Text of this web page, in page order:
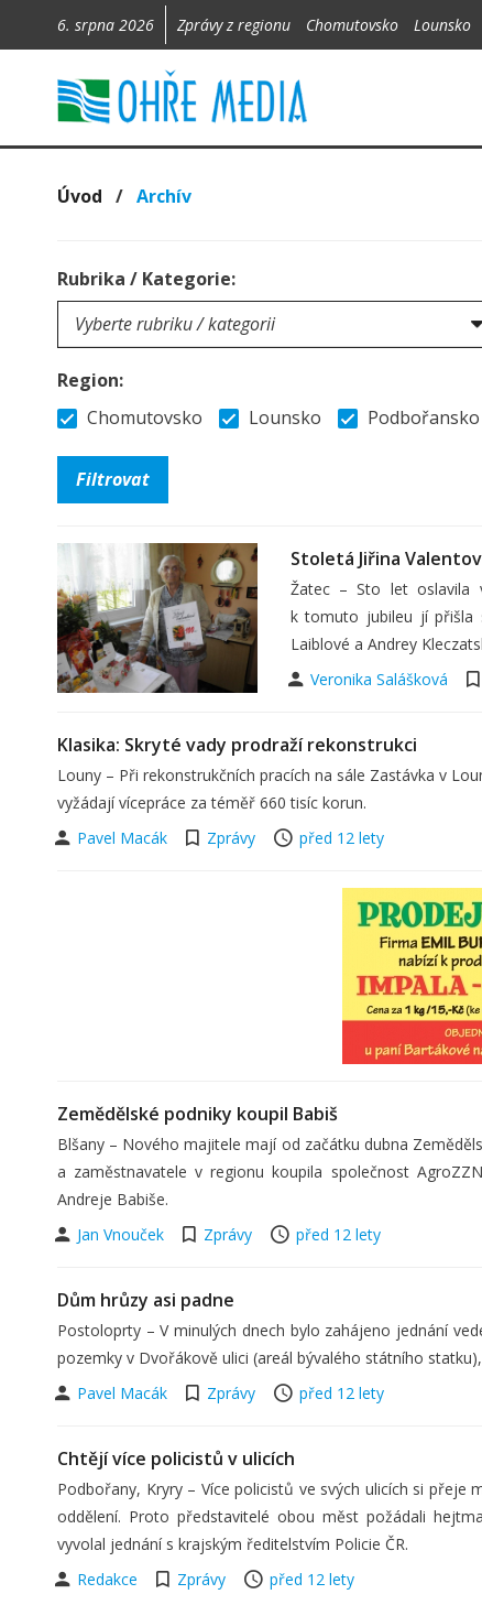
6. srpna 2026 Zprávy z regionu Chomutovsko Lounsko
Úvod / Archív
Rubrika / Kategorie:
Region:
Chomutovsko
Lounsko Podbořansko
Stoletá Jiřina
Žatec – Sto let oslavila
k tomuto jubileu jí přišla
Laiblové a Andrey
Veronika Salášková
Klasika: Skryté vady prodraží rekonstrukci
Louny – Při rekonstrukčních pracích na sále Zastávka v
vyžádají vícepráce za téměř 660 tisíc korun.
Pavel Macák
Zprávy před 12 lety
Zemědělské podniky koupil Babiš
Blšany – Nového majitele mají od začátku dubna
a zaměstnavatele v regionu koupila společnost
Andreje Babiše.
Jan Vnouček
Zprávy před 12 lety
Dům hrůzy asi padne
Postoloprty – V minulých dnech bylo zahájeno jednání
pozemky v Dvořákově ulici (areál bývalého státního
Pavel Macák
Zprávy před 12 lety
Chtějí více policistů v ulicích
Podbořany, Kryry – Více policistů ve svých ulicích si
oddělení. Proto představitelé obou měst požádali
vyvolal jednání s krajským ředitelstvím Policie ČR.
Redakce
Zprávy před 12 lety